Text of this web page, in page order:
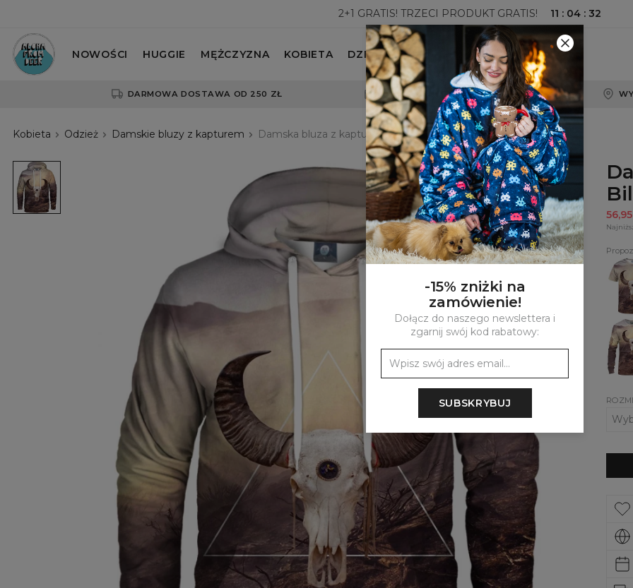
2+1 GRATIS! TRZECI PRODUKT GRATIS! 11 : 04 :31
NOWOŚCI HUGGIE MĘŻCZYZNA KOBIETA DZIECKO
DARMOWA DOSTAWA OD 250 ZŁ 100-DNIOWE PRAWO ZWROTU
Kobieta Odzież Damskie bluzy z kapturem Damska bluza z kapturem Billy Goat
Damska
bluza
z
kapturem
Billy
Goat
shirt
Billy
Goat
bluza
Billy
Goat
-15% zniżki na
zamówienie!
Dołącz do naszego newslettera i
zgarnij swój kod rabatowy:
SUBSKRYBUJ